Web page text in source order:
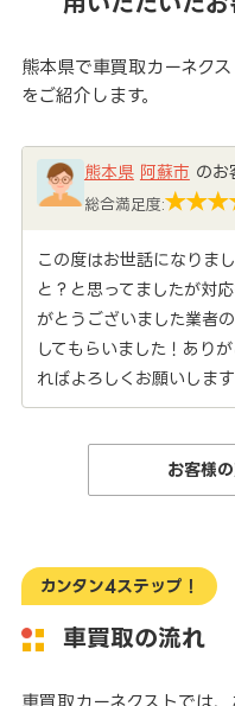
熊本県で車買取カーネク
をご紹介します。
熊本県 阿蘇市 のお
総合満足度:
この度はお世話になりま
と？と思ってましたが対
がとうございました業者
してもらいました！あり
ればよろしくお願いします
お客様
カンタン4ステップ！
車買取の流れ